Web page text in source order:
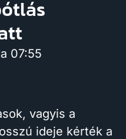
07:55
vagyis a
ideje kérték a